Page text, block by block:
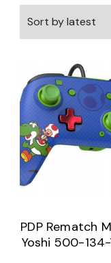
PDP Rematch
Yoshi 500-134-